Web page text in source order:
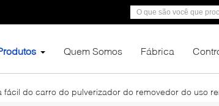
Quem Somos Fábrica
fácil do carro do pulverizador do removedor do uso